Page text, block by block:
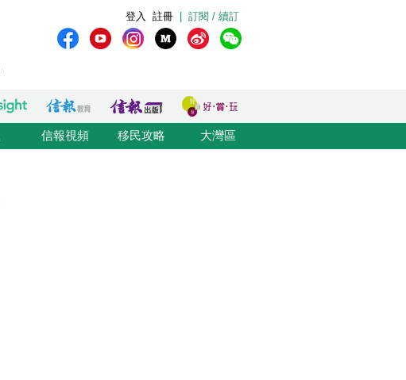
訂閱 / 續訂
註冊
登入
信報視頻 移民攻略 大灣區